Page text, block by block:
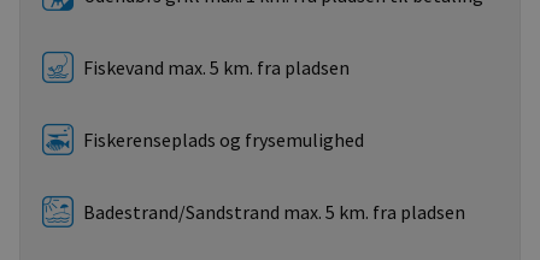
Fiskevand max. 5 km. fra pladsen
Fiskerenseplads og frysemulighed
Badestrand/Sandstrand max. 5 km. fra pladsen